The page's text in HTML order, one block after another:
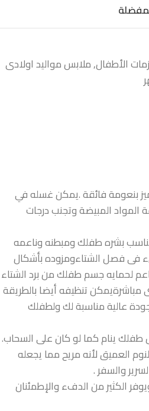
الأطفال,ملابس مواليد اولادى
بنعومة فائقة .يمكن غسله في
المواد المبيضة وتجنب درجات
لتناسب بشره طفلك ومبطنه وناعمه
فى فصل الشتاءومزوده بأشكال
لحمايه جسم طفلك من برد الشتاء
تنظيفه أيضا بالطريقة
عالية مناسبة لك ولطفلك
طفلك ينام كما لو كان على السحاب.
العميق لأنه مريح مما يجعله
والسفر .
الكثير من الدفء والإطمئنان